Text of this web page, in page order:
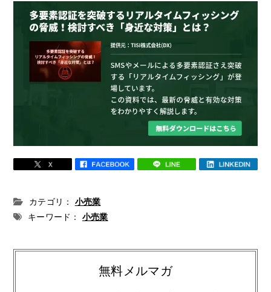
カテゴリ：
小売業
キーワード：
小売業
無料メルマガ